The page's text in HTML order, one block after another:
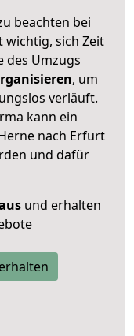
beachten bei
wichtig, sich Zeit
des Umzugs
, um
verläuft.
kann ein
nach Erfurt
und dafür
und erhalten